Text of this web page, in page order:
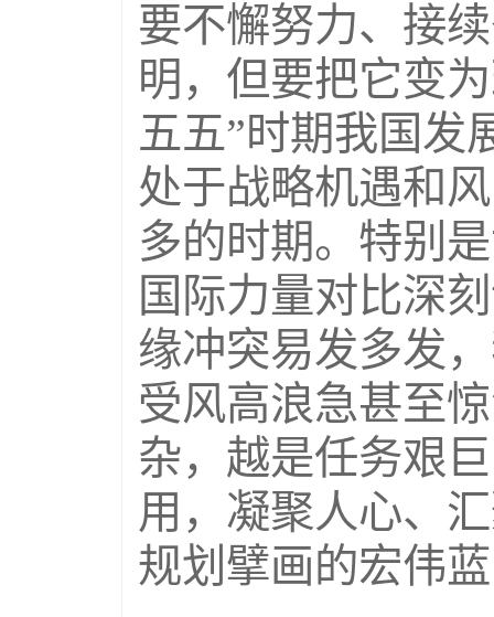
要不懈努力、接
明，但要把它变
五五”时期我国发
处于战略机遇和
多的时期。特别
国际力量对比深
缘冲突易发多发
受风高浪急甚至
杂，越是任务艰
用，凝聚人心、
规划擘画的宏伟